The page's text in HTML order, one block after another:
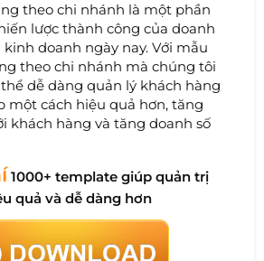
theo chi nhánh là một phần
lược thành công của doanh
doanh ngày nay. Với mẫu
theo chi nhánh mà chúng tôi
dễ dàng quản lý khách hàng
một cách hiệu quả hơn, tăng
khách hàng và tăng doanh số
1000+ template giúp quản trị
quả và dễ dàng hơn